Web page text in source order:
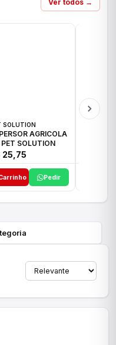
Ver todos →
SOLUTION
AGRICOLA
PET SOLUTION
25,75
Pedir